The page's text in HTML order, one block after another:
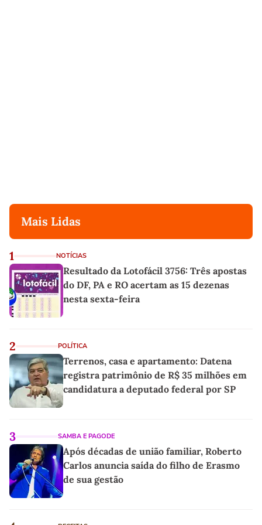
Mais Lidas
1 NOTÍCIAS
Resultado da Lotofácil 3756: Três apostas
do DF, PA e RO acertam as 15 dezenas
nesta sexta-feira
2 POLÍTICA
Terrenos, casa e apartamento: Datena
registra patrimônio de R$ 35 milhões em
candidatura a deputado federal por SP
3 SAMBA E PAGODE
Após décadas de união familiar, Roberto
Carlos anuncia saída do filho de Erasmo
de sua gestão